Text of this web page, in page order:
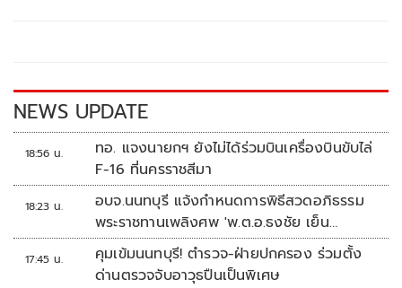
k k
NEWS UPDATE
18:56 น.
ทอ. แจงนายกฯ ยังไม่ได้ร่วมบินเครื่องบินขับไล่
F-16 ที่นครราชสีมา
18:23 น.
อบจ.นนทบุรี แจ้งกำหนดการพิธีสวดอภิธรรม
พระราชทานเพลิงศพ 'พ.ต.อ.ธงชัย เย็น
ประเสริฐ'
17:45 น.
คุมเข้มนนทบุรี! ตำรวจ-ฝ่ายปกครอง ร่วมตั้ง
ด่านตรวจจับอาวุธปืนเป็นพิเศษ